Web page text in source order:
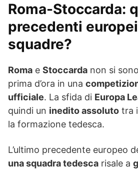
Roma-Stoccarda:
precedenti
squadre?
Roma e Stoccarda non si
prima d’ora in una
ufficiale. La sfida di Europa
quindi un inedito assoluto tra
la formazione tedesca.
L’ultimo precedente europeo
una squadra tedesca risale a